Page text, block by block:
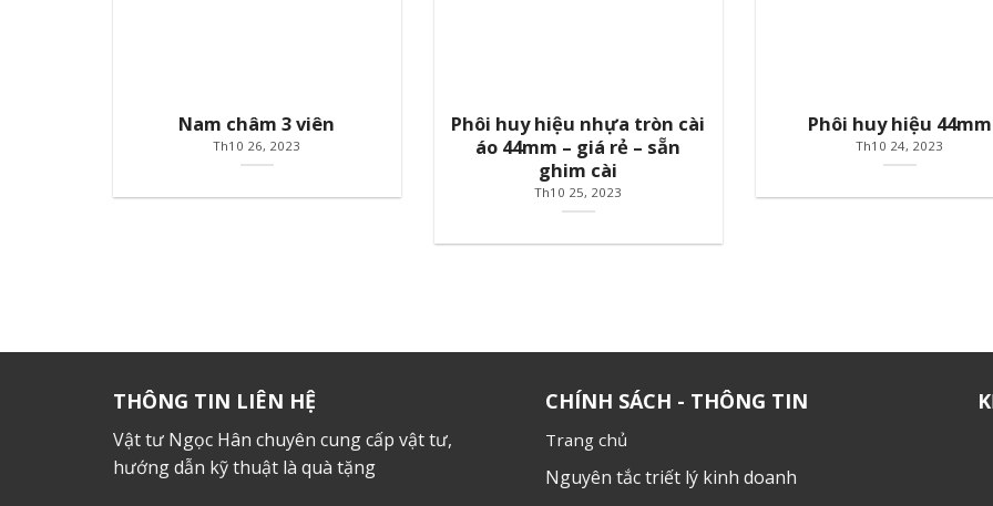
Nam châm 3 viên
Th10 26, 2023
Phôi huy hiệu nhựa tròn cài
áo 44mm – giá rẻ – sẵn
ghim cài
Th10 25, 2023
Phôi huy hiệu 44mm
Th10 24, 2023
THÔNG TIN LIÊN HỆ
Vật tư Ngọc Hân chuyên cung cấp vật tư,
hướng dẫn kỹ thuật là quà tặng
CHÍNH SÁCH - THÔNG TIN
Trang chủ
Nguyên tắc triết lý kinh doanh